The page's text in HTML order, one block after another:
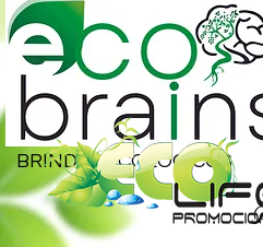
BRINDES ECOLÓGICOS